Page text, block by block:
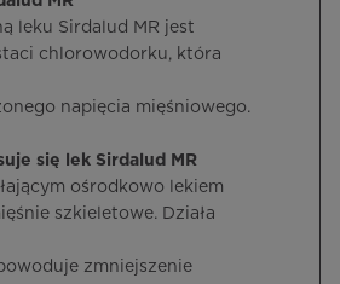
leku Sirdalud MR jest
chlorowodorku, która
napięcia mięśniowego.
się lek Sirdalud MR
ośrodkowo lekiem
szkieletowe. Działa
zmniejszenie